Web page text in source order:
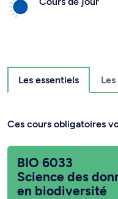
Les essentiels
Ces cours obligatoires
BIO 6033
Science des
en biodiversité